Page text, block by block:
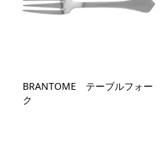
BRANTOME テーブルフォー
ク